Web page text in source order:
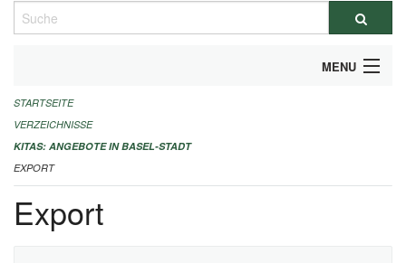
Suche
MENU
ALLGEMEINE INFORMATIONEN
IMPRESSUM
STARTSEITE
VERZEICHNISSE
KITAS: ANGEBOTE IN BASEL-STADT
EXPORT
Export